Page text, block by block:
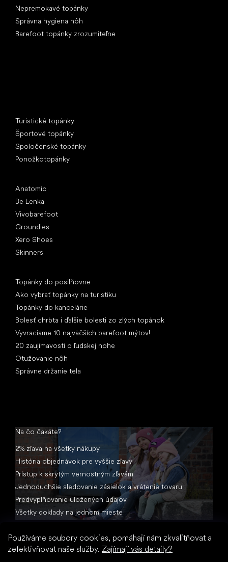
Používáme soubory cookies, pomáhají nám zkvalitňovat a
zefektivňovat naše služby. Zajímají vás detaily?
Nepremokavé topánky
Správna hygiena nôh
Barefoot topánky zrozumiteľne
Turistické topánky
Športové topánky
Spoločenské topánky
Ponožkotopánky
Anatomic
Be Lenka
Vivobarefoot
Groundies
Xero Shoes
Skinners
Topánky do posilňovne
Ako vybrať topánky na turistiku
Topánky do kancelárie
Bolesť chrbta i ďalšie bolesti zo zlých topánok
Vyvraciame 10 najväčších barefoot mýtov!
20 zaujímavostí o ľudskej nohe
Otužovanie nôh
Správne držanie tela
Na čo čakáte?
2% zľava na všetky nákupy
História objednávok pre vyššie zľavy
Prístup k skrytým vernostným zľavám
Jednoduchšie sledovanie zásielok a vrátenie tovaru
Predvyplňovanie uložených údajov
Všetky doklady na jednom mieste